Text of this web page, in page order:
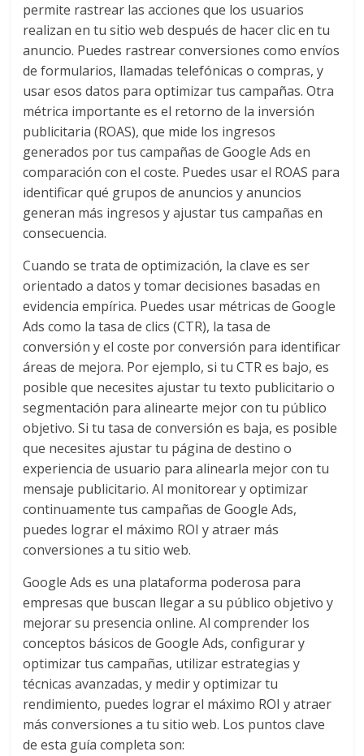
Comerciales,
Periodismo,
Revistas,
Magazines
ATL,
BTL,
Periódicos
Producción
Gráfica
en
permite rastrear las acciones que los usuarios
realizan en tu sitio web después de hacer clic en tu
anuncio. Puedes rastrear conversiones como envíos
de formularios, llamadas telefónicas o compras, y
usar esos datos para optimizar tus campañas. Otra
métrica importante es el retorno de la inversión
publicitaria (ROAS), que mide los ingresos
generados por tus campañas de Google Ads en
comparación con el coste. Puedes usar el ROAS para
identificar qué grupos de anuncios y anuncios
generan más ingresos y ajustar tus campañas en
consecuencia.
Cuando se trata de optimización, la clave es ser
orientado a datos y tomar decisiones basadas en
evidencia empírica. Puedes usar métricas de Google
Ads como la tasa de clics (CTR), la tasa de
conversión y el coste por conversión para identificar
áreas de mejora. Por ejemplo, si tu CTR es bajo, es
posible que necesites ajustar tu texto publicitario o
segmentación para alinearte mejor con tu público
objetivo. Si tu tasa de conversión es baja, es posible
que necesites ajustar tu página de destino o
experiencia de usuario para alinearla mejor con tu
mensaje publicitario. Al monitorear y optimizar
continuamente tus campañas de Google Ads,
puedes lograr el máximo ROI y atraer más
conversiones a tu sitio web.
Google Ads es una plataforma poderosa para
empresas que buscan llegar a su público objetivo y
mejorar su presencia online. Al comprender los
conceptos básicos de Google Ads, configurar y
optimizar tus campañas, utilizar estrategias y
técnicas avanzadas, y medir y optimizar tu
rendimiento, puedes lograr el máximo ROI y atraer
más conversiones a tu sitio web. Los puntos clave
de esta guía completa son: